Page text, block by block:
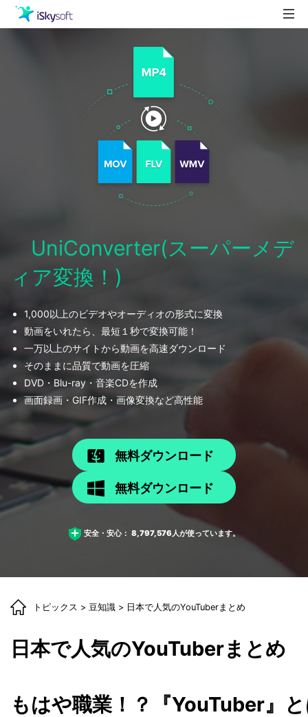
UniConverter(スーパーメデ
ィア変換！)
1,000以上のビデオやオーディオの形式に変換
動画をいれたら、最短１秒で変換可能！
一万以上のサイトから動画を高速ダウンロード
そのままに品質で動画を圧縮
DVD・Blu-ray・音楽CDを作成
画面録画・GIF作成・画像変換など高性能
無料ダウンロード
無料ダウンロード
安全・安心： 8,797,576人が使っています。
トピックス > 豆知識 > 日本で人気のYouTuberまとめ
日本で人気のYouTuberまとめ
もはや職業！？『YouTuber』